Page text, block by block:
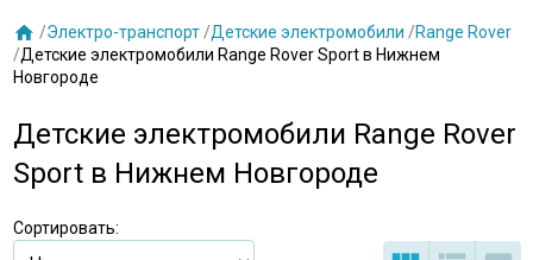
 /Электро-транспорт /Детские электромобили /Range Rover
/Детские электромобили Range Rover Sport в Нижнем
Новгороде
Детские электромобили Range Rover
Sport в Нижнем Новгороде
Сортировать: